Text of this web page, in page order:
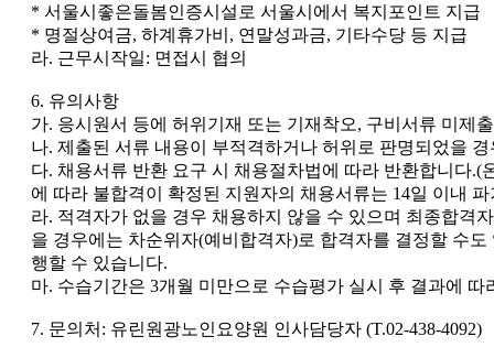
* 서울시좋은돌봄인증시설로 서울시에서 복지포인트 지급
* 명절상여금, 하계휴가비, 연말성과금, 기타수당 등 지급
라. 근무시작일: 면접시 협의
6. 유의사항
가. 응시원서 등에 허위기재 또는 기재착오, 구비서류 미제
나. 제출된 서류 내용이 부적격하거나 허위로 판명되었을
다. 채용서류 반환 요구 시 채용절차법에 따라 반환합니다
에 따라 불합격이 확정된 지원자의 채용서류는 14일 이내
라. 적격자가 없을 경우 채용하지 않을 수 있으며 최종합격
을 경우에는 차순위자(예비합격자)로 합격자를 결정할 수
행할 수 있습니다.
마. 수습기간은 3개월 미만으로 수습평가 실시 후 결과에
7. 문의처: 유린원광노인요양원 인사담당자 (T.02-438-4092)